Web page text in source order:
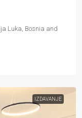
Luka, Bosnia and
IZDAVANJE